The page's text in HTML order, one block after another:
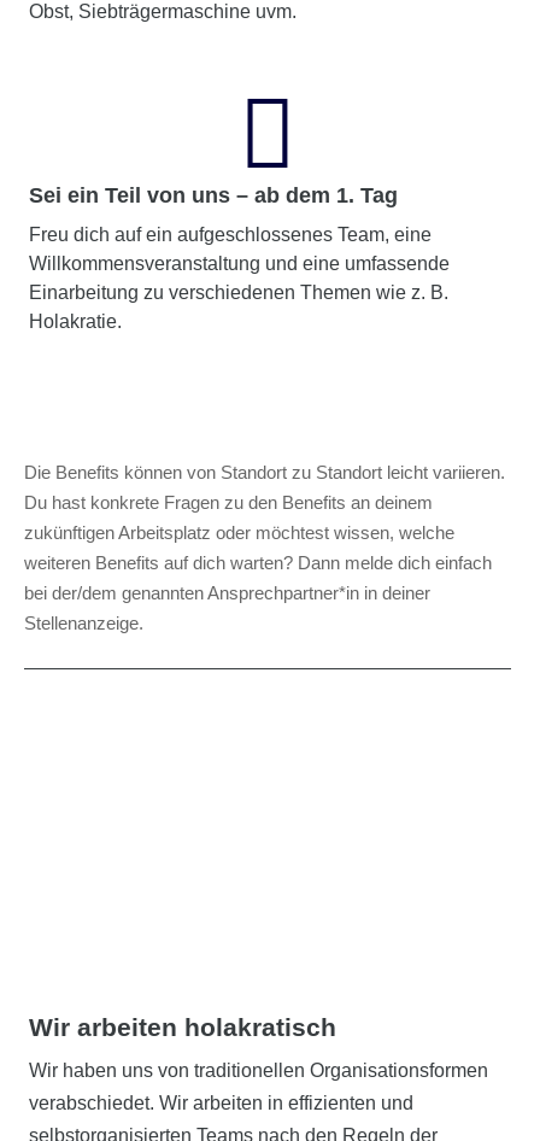
Obst, Siebträgermaschine uvm.
Sei ein Teil von uns – ab dem 1. Tag
Freu dich auf ein aufgeschlossenes Team, eine
Willkommensveranstaltung und eine umfassende
Einarbeitung zu verschiedenen Themen wie z. B.
Holakratie.
Die Benefits können von Standort zu Standort leicht variieren.
Du hast konkrete Fragen zu den Benefits an deinem
zukünftigen Arbeitsplatz oder möchtest wissen, welche
weiteren Benefits auf dich warten? Dann melde dich einfach
bei der/dem genannten Ansprechpartner*in in deiner
Stellenanzeige.
Wir arbeiten holakratisch
Wir haben uns von traditionellen Organisationsformen
verabschiedet. Wir arbeiten in effizienten und
selbstorganisierten Teams nach den Regeln der